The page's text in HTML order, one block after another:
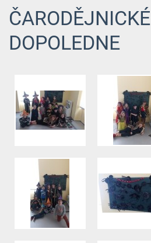
ČARODĚJNICKÉ
DOPOLEDNE